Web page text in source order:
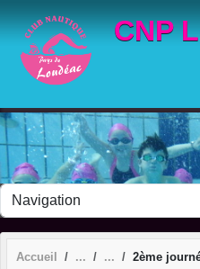
CNP
Accueil 2ème